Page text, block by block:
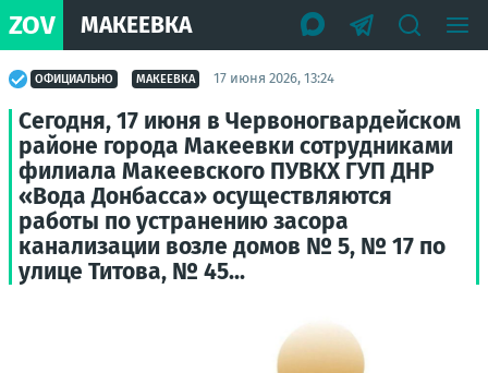
ZOV МАКЕЕВКА
ОФИЦИАЛЬНО МАКЕЕВКА 17 июня 2026, 13:24
Сегодня, 17 июня в Червоногвардейском
районе города Макеевки сотрудниками
филиала Макеевского ПУВКХ ГУП ДНР
«Вода Донбасса» осуществляются
работы по устранению засора
канализации возле домов № 5, № 17 по
улице Титова, № 45...